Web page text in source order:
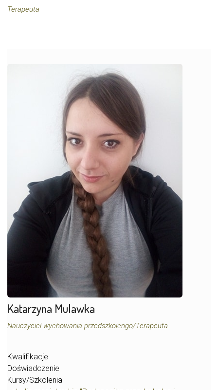
Terapeuta
Katarzyna Mulawka
Nauczyciel wychowania przedszkolengo/Terapeuta
Kwalifikacje
Doświadczenie
Kursy/Szkolenia